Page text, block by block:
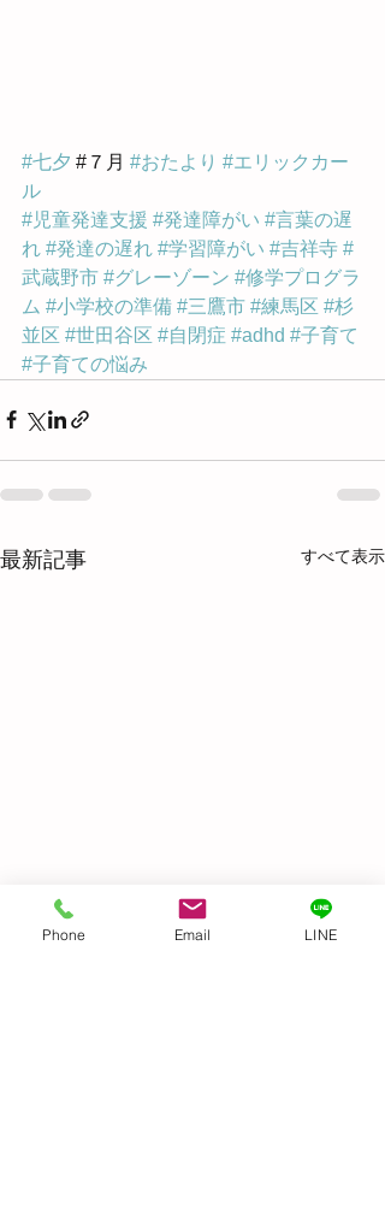
#七夕 #７月 #おたより #エリックカー
ル
#児童発達支援 #発達障がい #言葉の遅
れ #発達の遅れ #学習障がい #吉祥寺 #
武蔵野市 #グレーゾーン #修学プログラ
ム #小学校の準備 #三鷹市 #練馬区 #杉
並区 #世田谷区 #自閉症 #adhd #子育て
#子育ての悩み
最新記事 すべて表示
Phone Email LINE